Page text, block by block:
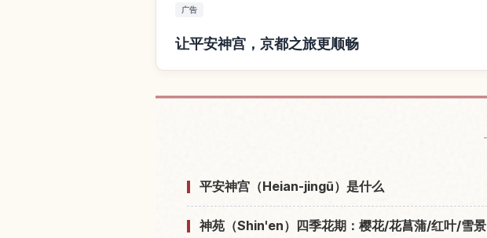
广告
让平安神宫，京都之旅更顺畅
平安神宫（Heian-jingū）是什么
神苑（Shin'en）四季花期：樱花/花菖蒲/红叶/雪景